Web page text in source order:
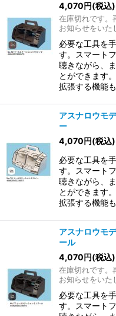
4,070円(税込)
在庫切れです。
お知らせをいた
必要な工具を
す。スマート
聴きながら、
とができます
拡張する機能
アスナロウモ
ー
4,070円(税込)
必要な工具を
す。スマート
聴きながら、
とができます
拡張する機能
アスナロウモ
ール
4,070円(税込)
在庫切れです。
お知らせをいた
必要な工具を
す。スマート